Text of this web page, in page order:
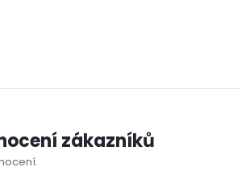
zákazníků